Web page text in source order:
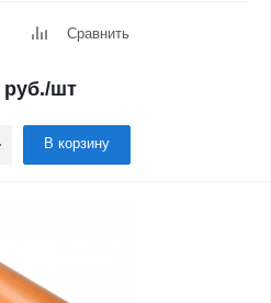
Сравнить
руб./шт
В корзину